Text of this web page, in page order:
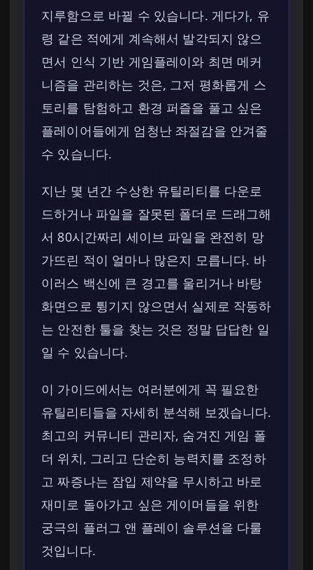
지루함으로 바뀔 수 있습니다. 게다가, 유
령 같은 적에게 계속해서 발각되지 않으
면서 인식 기반 게임플레이와 최면 메커
니즘을 관리하는 것은, 그저 평화롭게 스
토리를 탐험하고 환경 퍼즐을 풀고 싶은
플레이어들에게 엄청난 좌절감을 안겨줄
수 있습니다.
지난 몇 년간 수상한 유틸리티를 다운로
드하거나 파일을 잘못된 폴더로 드래그해
서 80시간짜리 세이브 파일을 완전히 망
가뜨린 적이 얼마나 많은지 모릅니다. 바
이러스 백신에 큰 경고를 울리거나 바탕
화면으로 튕기지 않으면서 실제로 작동하
는 안전한 툴을 찾는 것은 정말 답답한 일
일 수 있습니다.
이 가이드에서는 여러분에게 꼭 필요한
유틸리티들을 자세히 분석해 보겠습니다.
최고의 커뮤니티 관리자, 숨겨진 게임 폴
더 위치, 그리고 단순히 능력치를 조정하
고 짜증나는 잠입 제약을 무시하고 바로
재미로 돌아가고 싶은 게이머들을 위한
궁극의 플러그 앤 플레이 솔루션을 다룰
것입니다.